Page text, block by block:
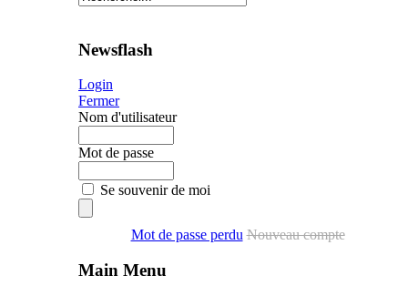
Newsflash
Login
Fermer
Nom d'utilisateur
Mot de passe
Se souvenir de moi
Mot de passe perdu Nouveau compte
Main Menu